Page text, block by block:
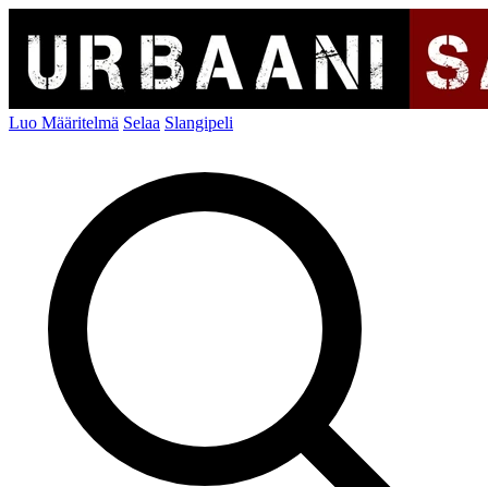
Luo Määritelmä Selaa Slangipeli